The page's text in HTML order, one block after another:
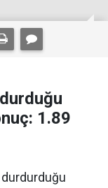
1.89
durdurduğu